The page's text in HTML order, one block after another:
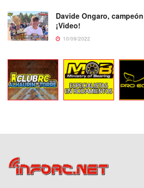
Davide Ongaro,
¡Video!
10/09/2022